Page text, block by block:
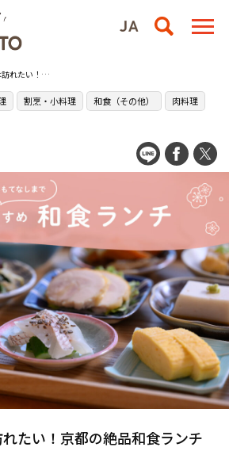
［2025］一度は訪れたい！京都の絶品和食ランチ26選
割烹・小料理 和食（その他）
肉料理
れたい！京都の絶品和食ランチ